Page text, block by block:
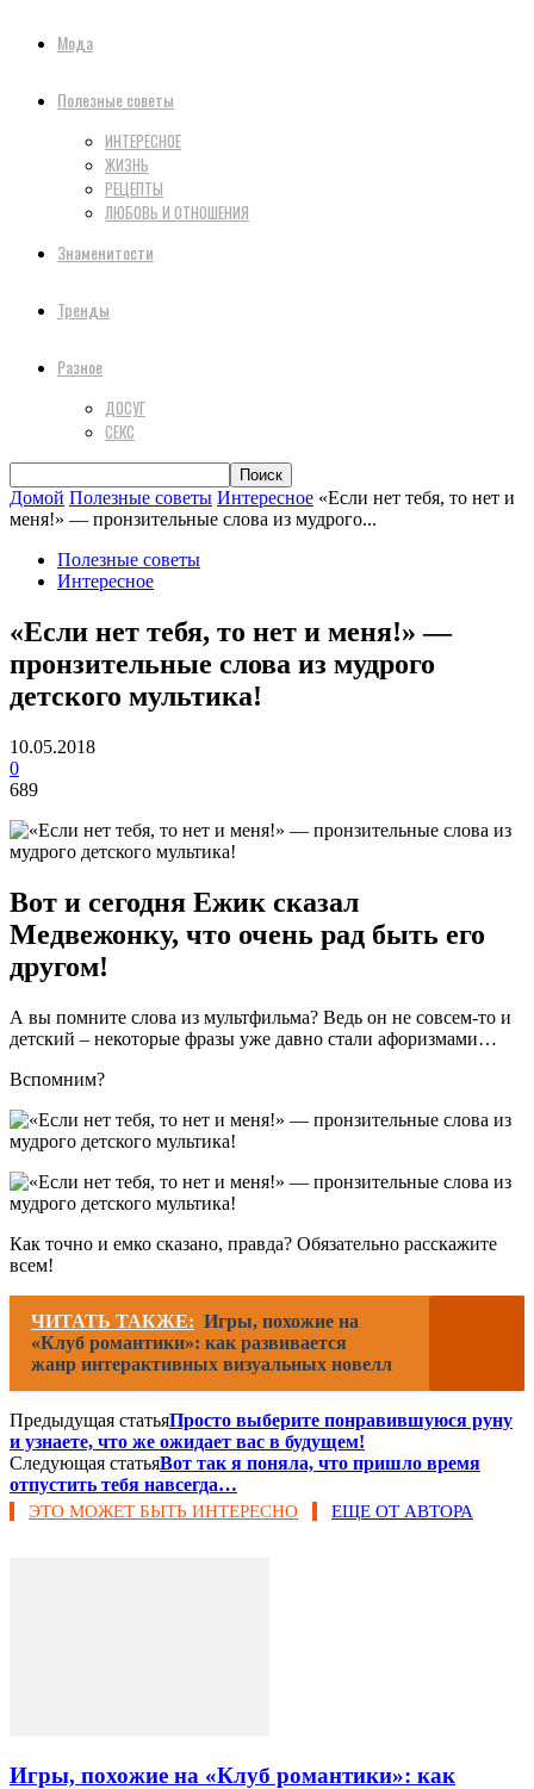
Мода
Полезные советы
ИНТЕРЕСНОЕ
ЖИЗНЬ
РЕЦЕПТЫ
ЛЮБОВЬ И ОТНОШЕНИЯ
Знаменитости
Тренды
Разное
ДОСУГ
СЕКС
Домой Полезные советы Интересное «Если нет тебя, то нет и
меня!» — пронзительные слова из мудрого...
Полезные советы
Интересное
«Если нет тебя, то нет и меня!» —
пронзительные слова из мудрого
детского мультика!
10.05.2018
0
689
Вот и сегодня Ежик сказал
Медвежонку, что очень рад быть его
другом!
А вы помните слова из мультфильма? Ведь он не совсем-то и
детский – некоторые фразы уже давно стали афоризмами…
Вспомним?
Как точно и емко сказано, правда? Обязательно расскажите
всем!
ЧИТАТЬ ТАКЖЕ: Игры, похожие на
«Клуб романтики»: как развивается
жанр интерактивных визуальных новелл
Предыдущая статьяПросто выберите понравившуюся руну
и узнаете, что же ожидает вас в будущем!
Следующая статьяВот так я поняла, что пришло время
отпустить тебя навсегда…
ЭТО МОЖЕТ БЫТЬ ИНТЕРЕСНО ЕЩЕ ОТ АВТОРА
Игры, похожие на «Клуб романтики»: как